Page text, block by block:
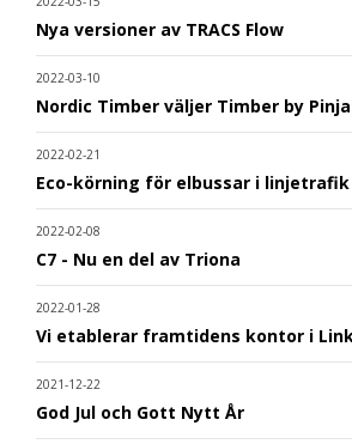
Nya versioner av TRACS Flow
2022-03-10
Nordic Timber väljer Timber by Pinja
2022-02-21
Eco-körning för elbussar i linjetrafik
2022-02-08
C7 - Nu en del av Triona
2022-01-28
Vi etablerar framtidens kontor i
2021-12-22
God Jul och Gott Nytt År